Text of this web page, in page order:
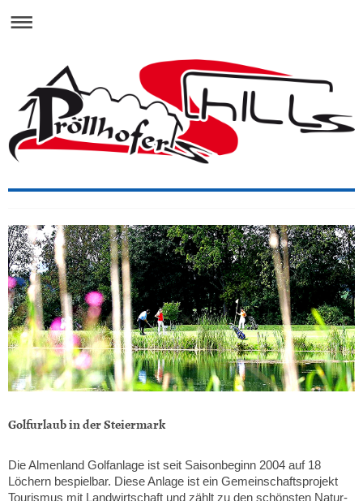
Golfurlaub in der Steiermark
Die Almenland Golfanlage ist seit Saisonbeginn 2004 auf 18
Löchern bespielbar. Diese Anlage ist ein Gemeinschaftsprojekt
Tourismus mit Landwirtschaft und zählt zu den schönsten Natur-